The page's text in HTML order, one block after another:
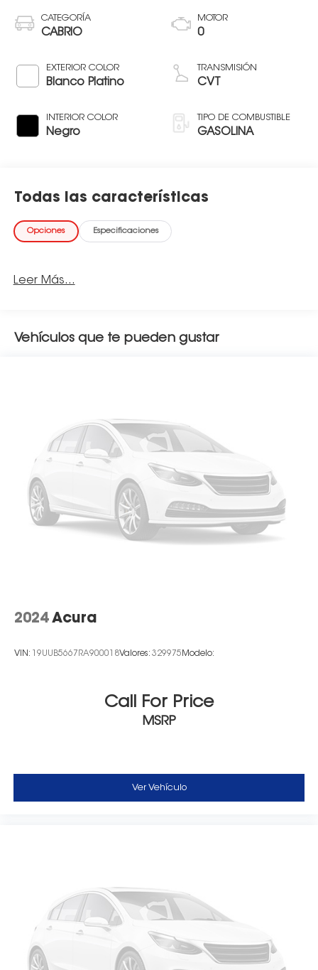
CATEGORÍA
CABRIO
EXTERIOR COLOR
Blanco Platino
INTERIOR COLOR
Negro
MOTOR
0
TRANSMISIÓN
CVT
TIPO DE COMBUSTIBLE
GASOLINA
Todas las características
Opciones Especificaciones
Leer Más...
Vehículos que te pueden gustar
2024 Acura
VIN: 19UUB5667RA900018Valores: 329975 Modelo:
Call For Price
MSRP
Ver Vehículo